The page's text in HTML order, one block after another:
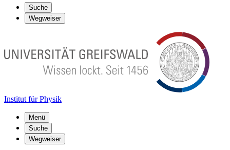
Suche
Wegweiser
Institut für Physik
Menü
Suche
Wegweiser